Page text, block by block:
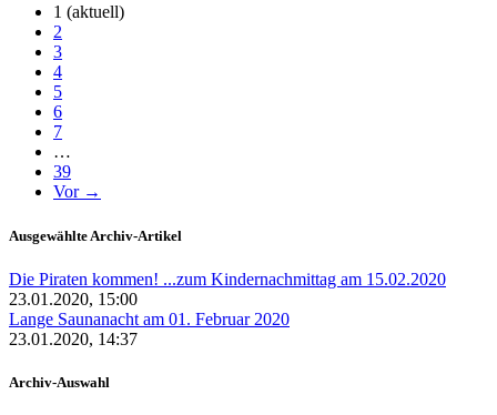
1 (aktuell)
2
3
4
5
6
7
…
39
Vor →
Ausgewählte Archiv-Artikel
Die Piraten kommen! ...zum Kindernachmittag am 15.02.2020
23.01.2020, 15:00
Lange Saunanacht am 01. Februar 2020
23.01.2020, 14:37
Archiv-Auswahl